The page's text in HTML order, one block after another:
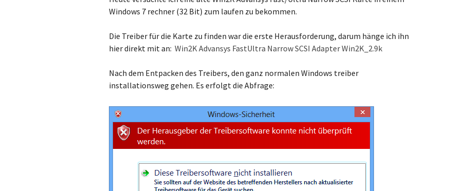
Windows 7 rechner (32 Bit) zum laufen zu bekommen.
Die Treiber für die Karte zu finden war die erste Herausforderung, darum hänge ich ihn
hier direkt mit an: Win2K Advansys FastUltra Narrow SCSI Adapter Win2K_2.9k
Nach dem Entpacken des Treibers, den ganz normalen Windows treiber
installationsweg gehen. Es erfolgt die Abfrage: